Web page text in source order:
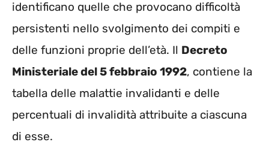
identificano quelle che provocano difficoltà
persistenti nello svolgimento dei compiti e
delle funzioni proprie dell’età. Il Decreto
Ministeriale del 5 febbraio 1992, contiene la
tabella delle malattie invalidanti e delle
percentuali di invalidità attribuite a ciascuna
di esse.